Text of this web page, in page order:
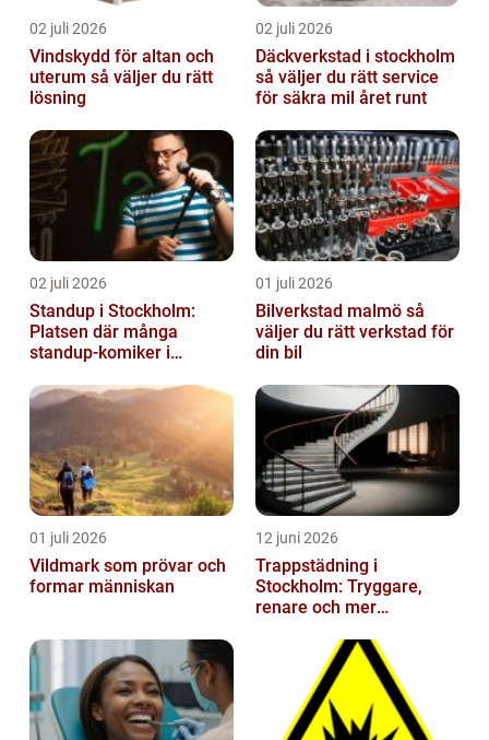
02 juli 2026
Vindskydd för altan och
uterum så väljer du rätt
lösning
02 juli 2026
Däckverkstad i stockholm
så väljer du rätt service
för säkra mil året runt
02 juli 2026
Standup i Stockholm:
Platsen där många
standup-komiker i
01 juli 2026
Bilverkstad malmö så
väljer du rätt verkstad för
din bil
01 juli 2026
Vildmark som prövar och
formar människan
12 juni 2026
Trappstädning i
Stockholm: Tryggare,
renare och mer